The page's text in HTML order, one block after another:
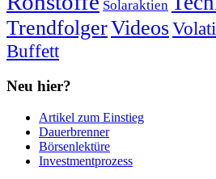
Solaraktien
TrendfolgerVideos
Buffett
Neu hier?
Artikel zum Einstieg
Dauerbrenner
Börsenlektüre
Investmentprozess